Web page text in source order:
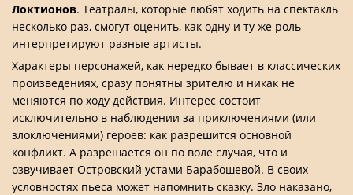
Локтионов. Театралы, которые любят ходить на спектакль
несколько раз, смогут оценить, как одну и ту же роль
интерпретируют разные артисты.
Характеры персонажей, как нередко бывает в классических
произведениях, сразу понятны зрителю и никак не
меняются по ходу действия. Интерес состоит
исключительно в наблюдении за приключениями (или
злоключениями) героев: как разрешится основной
конфликт. А разрешается он по воле случая, что и
озвучивает Островский устами Барабошевой. В своих
условностях пьеса может напомнить сказку. Зло наказано,